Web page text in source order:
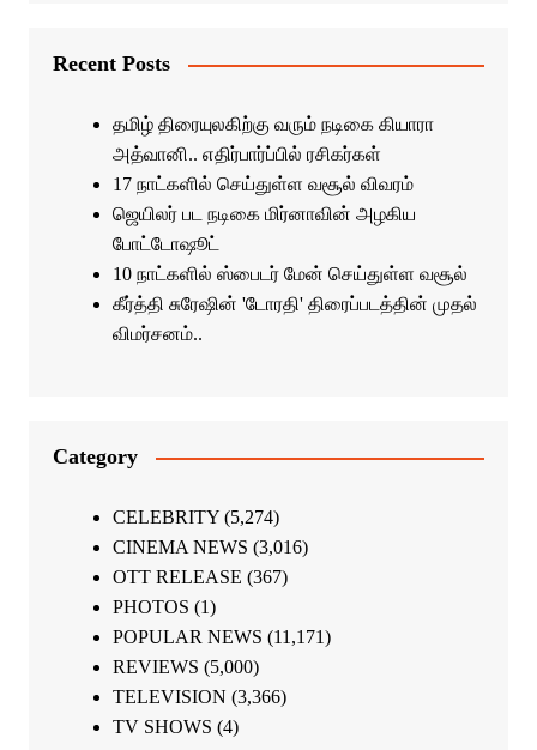
Recent Posts
தமிழ் திரையுலகிற்கு வரும் நடிகை கியாரா
அத்வானி.. எதிர்பார்ப்பில் ரசிகர்கள்
17 நாட்களில் செய்துள்ள வசூல் விவரம்
ஜெயிலர் பட நடிகை மிர்னாவின் அழகிய
போட்டோஷூட்
10 நாட்களில் ஸ்பைடர் மேன் செய்துள்ள வசூல்
கீர்த்தி சுரேஷின் 'டோரதி' திரைப்படத்தின் முதல்
விமர்சனம்..
Category
CELEBRITY(5,274)
CINEMA NEWS (3,016)
OTT RELEASE (367)
PHOTOS (1)
POPULAR NEWS (11,171)
REVIEWS (5,000)
TELEVISION (3,366)
TV SHOWS (4)